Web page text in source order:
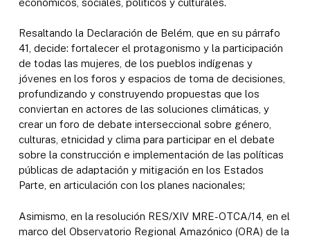
Resaltando la Declaración de Belém, que en su párrafo
41, decide: fortalecer el protagonismo y la participación
de todas las mujeres, de los pueblos indígenas y
jóvenes en los foros y espacios de toma de decisiones,
profundizando y construyendo propuestas que los
conviertan en actores de las soluciones climáticas, y
crear un foro de debate interseccional sobre género,
culturas, etnicidad y clima para participar en el debate
sobre la construcción e implementación de las políticas
públicas de adaptación y mitigación en los Estados
Parte, en articulación con los planes nacionales;
Asimismo, en la resolución RES/XIV MRE-OTCA/14, en el
marco del Observatorio Regional Amazónico (ORA) de la